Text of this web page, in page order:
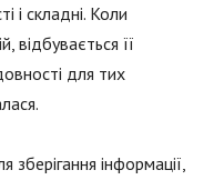
і складні. Коли
відбувається її
для тих
інформації,